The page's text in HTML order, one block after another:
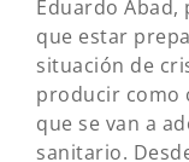
Eduardo Abad,
que estar
situación de
producir como
que se van a
sanitario.